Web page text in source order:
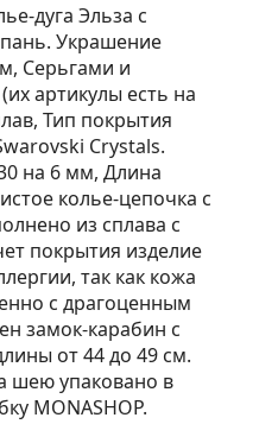
дуга Эльза с
Украшение
Серьгами и
aртикулы есть на
Тип покрытия
Crystals.
на 6 мм, Длина
колье-цепочка с
из сплава с
покрытия изделие
так как кожа
с драгоценным
замок-карабин с
от 44 до 49 см.
шею упаковано в
MONASHOP.